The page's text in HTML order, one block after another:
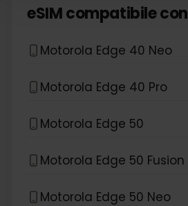
eSIM compatibile con
Motorola Edge 40 Neo
Motorola Edge 40 Pro
Motorola Edge 50
Motorola Edge 50 Fusion
Motorola Edge 50 Neo